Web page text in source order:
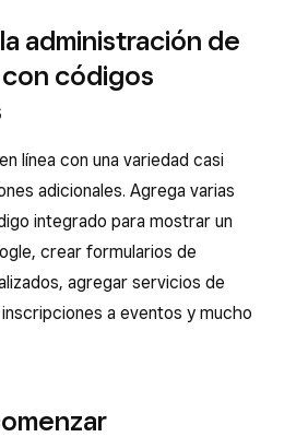
administración de
códigos
línea con una variedad casi
adicionales. Agrega varias
integrado para mostrar un
crear formularios de
agregar servicios de
a eventos y mucho